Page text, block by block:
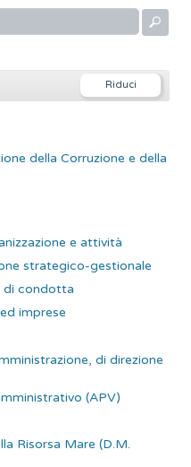
della Corruzione e della
e attività
strategico-gestionale
di condotta
imprese
di direzione
(APV)
Risorsa Mare (D.M.